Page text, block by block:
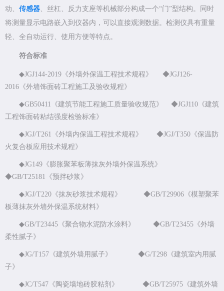
动、 传感器、丝杠、反力支座等机械部分构成一个“门”型结构。同时
将测量显示电路嵌入到仪器内，可以直接观测数据。检测仪具有重量
轻、全自动运行、使用方便等特点。
符合标准
◆JGJ144-2019《外墙外保温工程技术规程》 ◆JGJ126-
2016《外墙饰面砖工程施工及验收规程》
◆GB50411《建筑节能工程施工质量验收规范》 ◆JGJ110《建筑
工程饰面砖粘结强度检验标准》
◆JGJ/T261《外墙内保温工程技术规程》 ◆JGJ/T350《保温防
火复合板应用技术规程》
◆JG149《膨胀聚苯板薄抹灰外墙外保温系统》
◆GB/T25181《预拌砂浆》
◆JGJ/T220《抹灰砂浆技术规程》 ◆GB/T29906《模塑聚苯
板薄抹灰外墙外保温系统材料》
◆GB/T23445《聚合物水泥防水涂料》 ◆GB/T23455《外墙
柔性腻子》
◆JG/T157《建筑外墙用腻子》 ◆G/T298《建筑室内用腻
子》
◆JC/T547《陶瓷墙地砖胶粘剂》 ◆GB/T25975《建筑外墙